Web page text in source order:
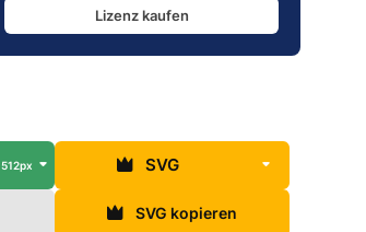
Lizenz kaufen
512px SVG
SVG kopieren